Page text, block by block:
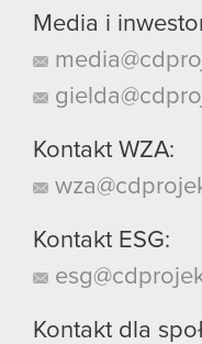
Media i
Kontakt WZA:
Kontakt ESG:
Kontakt dla